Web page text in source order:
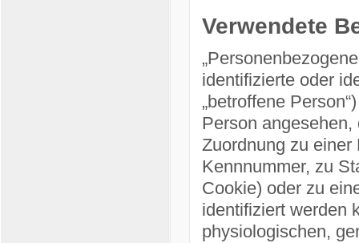
Verwendete
identifizierte oder
„betroffene
Person
Zuordnung zu
Kennnummer, zu
Cookie) oder zu
identifiziert werden
physiologischen,